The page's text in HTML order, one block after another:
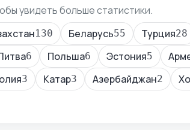
увидеть больше статистики.
130 Беларусь55 Турция28
6 Польша6 Эстония5
3 Катар3 Азербайджан2